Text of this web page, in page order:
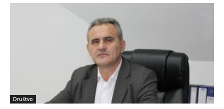
Društvo